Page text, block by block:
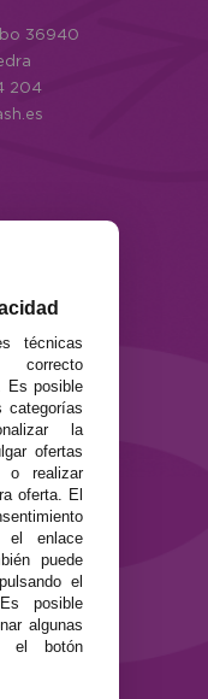
36940
204
de uso
técnicas
Es posible
categorías
la
ofertas
o realizar
oferta. El
el enlace
puede
el
posible
algunas
el botón